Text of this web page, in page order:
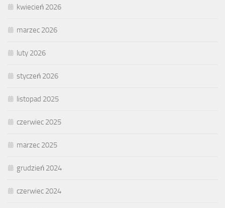
kwiecień 2026
marzec 2026
luty 2026
styczeń 2026
listopad 2025
czerwiec 2025
marzec 2025
grudzień 2024
czerwiec 2024